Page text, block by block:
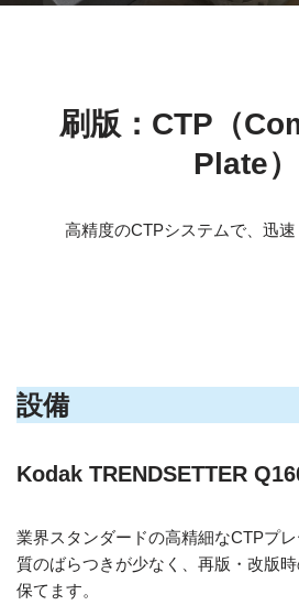
刷版：CTP（
Plate）
高精度のCTPシステムで、迅
設備
Kodak TRENDSETTER
業界スタンダードの高精細なCTPプ
質のばらつきが少なく、再版・改版
保てます。